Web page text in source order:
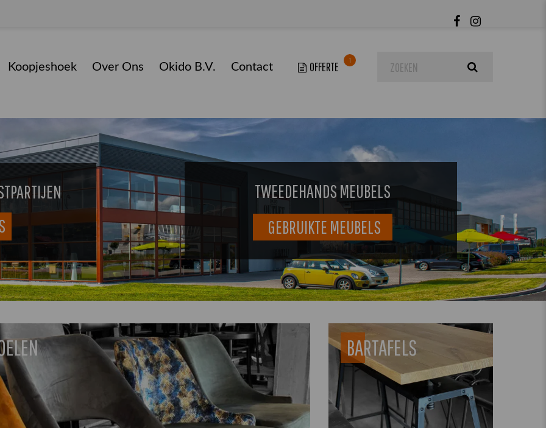
Koopjeshoek Over Ons Okido B.V. Contact
1
TWEEDEHANDS MEUBELS
GEBRUIKTE MEUBELS
BARTAFELS